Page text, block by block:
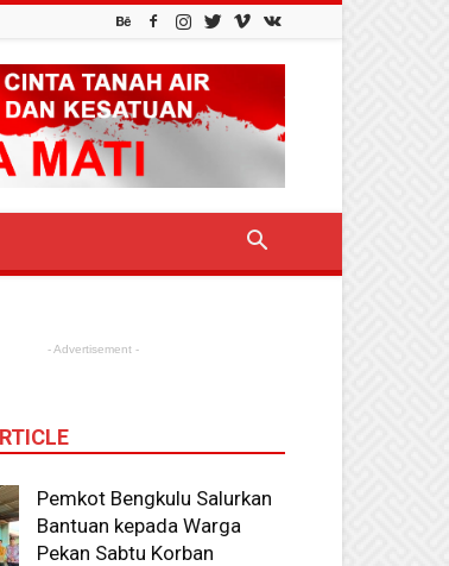
- Advertisement -
Pemkot Bengkulu Salurkan
Bantuan kepada Warga
Pekan Sabtu Korban